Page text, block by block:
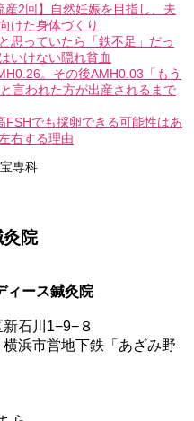
産2回】自然妊娠を目指し、夫
けた身体づくり
思っていたら「鉄不足」だっ
いけない隠れ貧血
。その後AMH0.03「もう
言われた方が出産されるまで
FSHでも採卵できる可能性はあ
右する理由
専科
院
ィース鍼灸院
新石川1−9−８
横浜市営地下鉄「あざみ野